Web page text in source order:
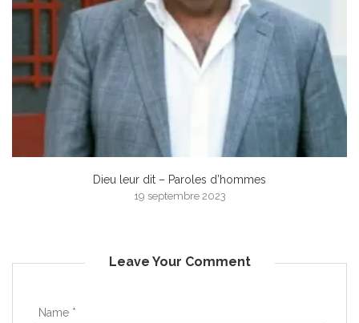
Dieu leur dit – Paroles d’hommes
19 septembre 2023
Leave Your Comment